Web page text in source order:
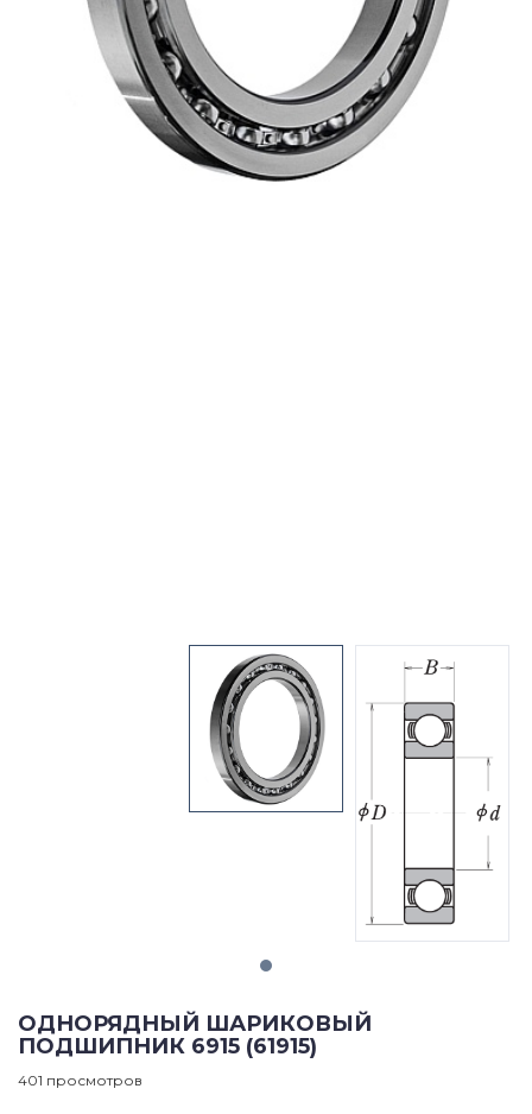
ОДНОРЯДНЫЙ ШАРИКОВЫЙ
ПОДШИПНИК 6915 (61915)
401 просмотров